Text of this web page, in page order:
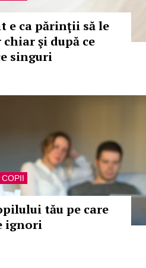
e ca părinţii să le
şi după ce
singuri
COPII
tău pe care
ignori